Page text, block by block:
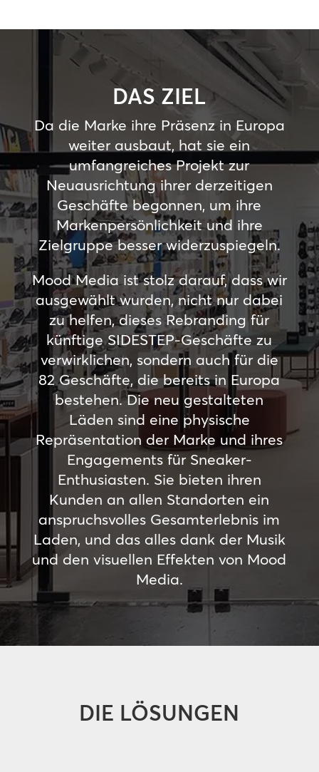
DAS ZIEL
Da die Marke ihre Präsenz in Europa
weiter ausbaut, hat sie ein
umfangreiches Projekt zur
Neuausrichtung ihrer derzeitigen
Geschäfte begonnen, um ihre
Markenpersönlichkeit und ihre
Zielgruppe besser widerzuspiegeln.
Mood Media ist stolz darauf, dass wir
ausgewählt wurden, nicht nur dabei
zu helfen, dieses Rebranding für
künftige SIDESTEP-Geschäfte zu
verwirklichen, sondern auch für die
82 Geschäfte, die bereits in Europa
bestehen. Die neu gestalteten
Läden sind eine physische
Repräsentation der Marke und ihres
Engagements für Sneaker-
Enthusiasten. Sie bieten ihren
Kunden an allen Standorten ein
anspruchsvolles Gesamterlebnis im
Laden, und das alles dank der Musik
und den visuellen Effekten von Mood
Media.
DIE LÖSUNGEN